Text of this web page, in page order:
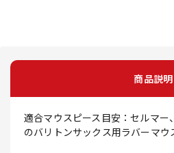
商品説明
適合マウスピース目安：セルマ
のバリトンサックス用ラバーマウ